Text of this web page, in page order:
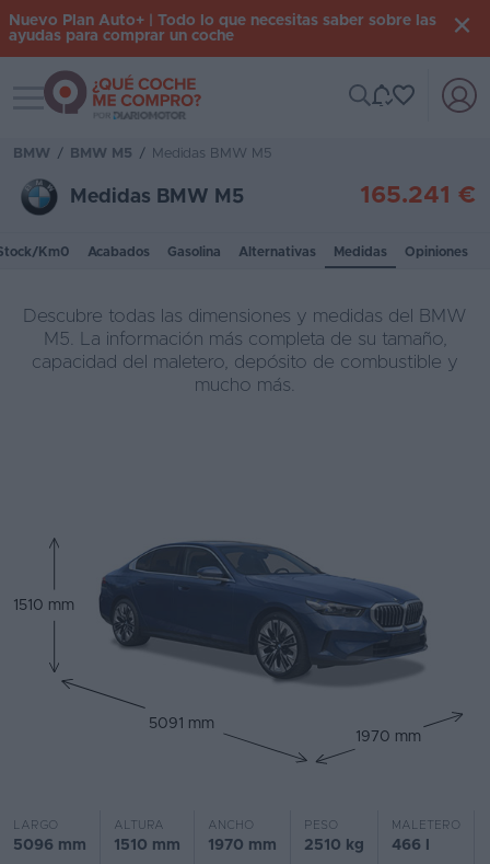
Iniciar
Inicio
Coches
Renting
mano
Eléctricos
Ofertas
opiniones
Nuevo Plan Auto+ | Todo lo que necesitas saber sobre las
ayudas para comprar un coche
Toggle navigation
BMW / BMW M5 / Medidas BMW M5
Medidas BMW M5 165.241 €
Km0 Acabados Gasolina Alternativas Medidas Opiniones
Descubre todas las dimensiones y medidas del BMW
M5. La información más completa de su tamaño,
capacidad del maletero, depósito de combustible y
mucho más.
1510 mm
5091 mm
1970 mm
LARGO
5096 mm
ALTURA
1510 mm
ANCHO
1970 mm
PESO
2510 kg
MALETERO
466 l